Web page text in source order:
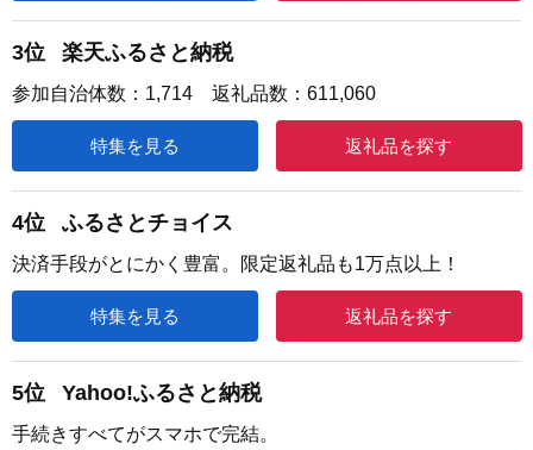
3位 楽天ふるさと納税
参加自治体数：1,714 返礼品数：611,060
特集を見る 返礼品を探す
4位 ふるさとチョイス
決済手段がとにかく豊富。限定返礼品も1万点以上！
特集を見る 返礼品を探す
5位 Yahoo!ふるさと納税
手続きすべてがスマホで完結。